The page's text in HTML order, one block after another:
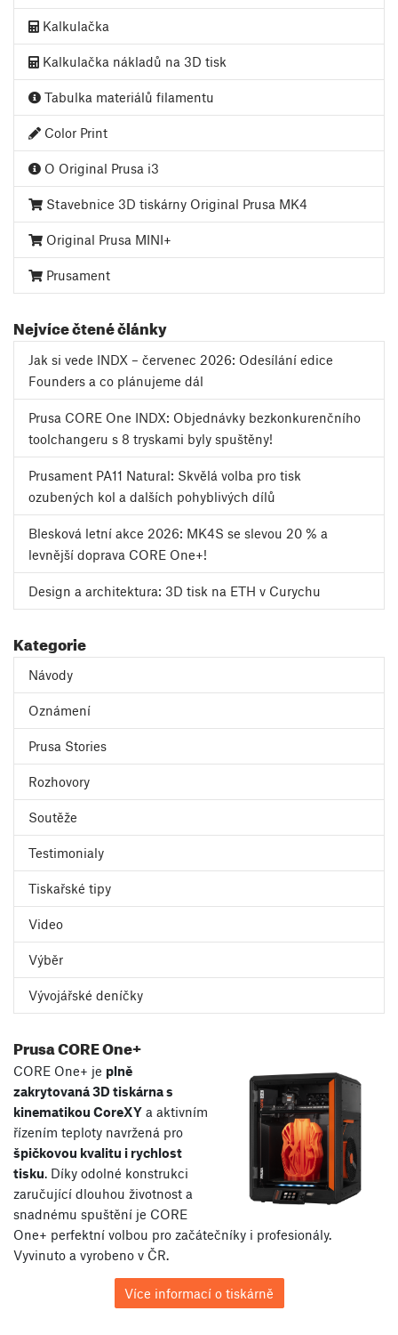
Kalkulačka
Kalkulačka nákladů na 3D tisk
Tabulka materiálů filamentu
Color Print
O Original Prusa i3
Stavebnice 3D tiskárny Original Prusa MK4
Original Prusa MINI+
Prusament
Nejvíce čtené články
Jak si vede INDX – červenec 2026: Odesílání edice
Founders a co plánujeme dál
Prusa CORE One INDX: Objednávky bezkonkurenčního
toolchangeru s 8 tryskami byly spuštěny!
Prusament PA11 Natural: Skvělá volba pro tisk
ozubených kol a dalších pohyblivých dílů
Blesková letní akce 2026: MK4S se slevou 20 % a
levnější doprava CORE One+!
Design a architektura: 3D tisk na ETH v Curychu
Kategorie
Návody
Oznámení
Prusa Stories
Rozhovory
Soutěže
Testimonialy
Tiskařské tipy
Video
Výběr
Vývojářské deníčky
Prusa CORE One+
CORE One+ je plně
zakrytovaná 3D tiskárna s
kinematikou CoreXY a aktivním
řízením teploty navržená pro
špičkovou kvalitu i rychlost
tisku. Díky odolné konstrukci
zaručující dlouhou životnost a
snadnému spuštění je CORE
One+ perfektní volbou pro začátečníky i profesionály.
Vyvinuto a vyrobeno v ČR.
Více informací o tiskárně